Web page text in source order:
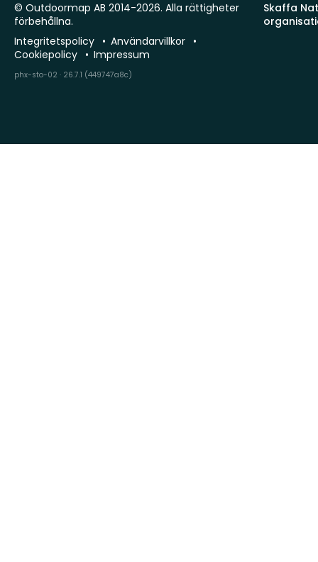
Skaffa
© Outdoormap AB 2014-2026. Alla rättigheter
förbehållna.
Integritetspolicy
Användarvillkor
Cookiepolicy
Impressum
phx-sto-02 · 26.7.1 (449747a8c)